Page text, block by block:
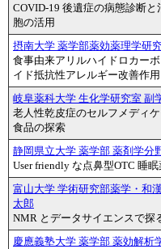
COVID-19 後遺症の病態診断
胞の活用
摂南大学 薬学部薬効薬理学研
食事由来アリルハイドロカー
イド抵抗性アレルギー改善作用
岐阜薬科大学 生化学研究室
老人性乾皮症のセルフメディ
食品の探索
静岡県立大学 薬学部 薬剤学分
User friendly な点鼻型OTC 睡
富山大学 学術研究部薬学・和
太郎
NMR とデータサイエンスで探
慶應義塾大学 薬学部 薬効解析